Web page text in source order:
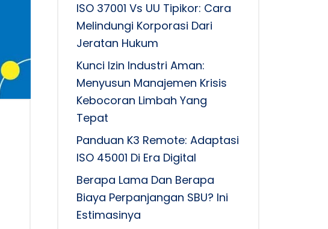
ISO 37001 Vs UU Tipikor: Cara
Melindungi Korporasi Dari
Jeratan Hukum
Kunci Izin Industri Aman:
Menyusun Manajemen Krisis
Kebocoran Limbah Yang
Tepat
Panduan K3 Remote: Adaptasi
ISO 45001 Di Era Digital
Berapa Lama Dan Berapa
Biaya Perpanjangan SBU? Ini
Estimasinya